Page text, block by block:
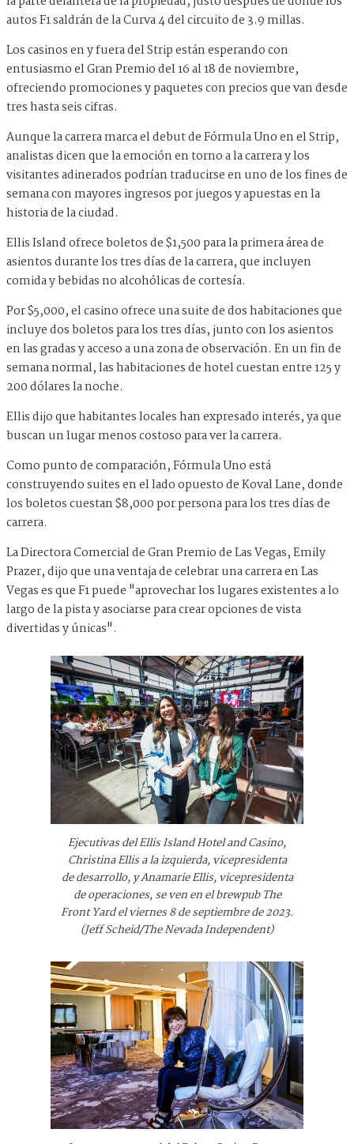
autos F1 saldrán de la Curva 4 del circuito de 3.9 millas.
Los casinos en y fuera del Strip están esperando con
entusiasmo el Gran Premio del 16 al 18 de noviembre,
ofreciendo promociones y paquetes con precios que van desde
tres hasta seis cifras.
Aunque la carrera marca el debut de Fórmula Uno en el Strip,
analistas dicen que la emoción en torno a la carrera y los
visitantes adinerados podrían traducirse en uno de los fines de
semana con mayores ingresos por juegos y apuestas en la
historia de la ciudad.
Ellis Island ofrece boletos de $1,500 para la primera área de
asientos durante los tres días de la carrera, que incluyen
comida y bebidas no alcohólicas de cortesía.
Por $5,000, el casino ofrece una suite de dos habitaciones que
incluye dos boletos para los tres días, junto con los asientos
en las gradas y acceso a una zona de observación. En un fin de
semana normal, las habitaciones de hotel cuestan entre 125 y
200 dólares la noche.
Ellis dijo que habitantes locales han expresado interés, ya que
buscan un lugar menos costoso para ver la carrera.
Como punto de comparación, Fórmula Uno está
construyendo suites en el lado opuesto de Koval Lane, donde
los boletos cuestan $8,000 por persona para los tres días de
carrera.
La Directora Comercial de Gran Premio de Las Vegas, Emily
Prazer, dijo que una ventaja de celebrar una carrera en Las
Vegas es que F1 puede "aprovechar los lugares existentes a lo
largo de la pista y asociarse para crear opciones de vista
divertidas y únicas".
Ejecutivas del Ellis Island Hotel and Casino,
Christina Ellis a la izquierda, vicepresidenta
de desarrollo, y Anamarie Ellis, vicepresidenta
de operaciones, se ven en el brewpub The
Front Yard el viernes 8 de septiembre de 2023.
(Jeff Scheid/The Nevada Independent)